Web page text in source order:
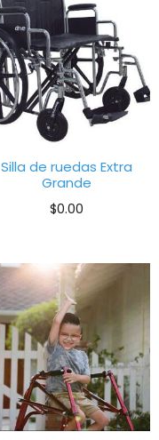
Silla de ruedas Extra
Grande
$0.00